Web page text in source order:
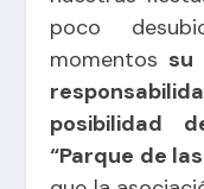
poco
momentos su
posibilidad
“Parque de